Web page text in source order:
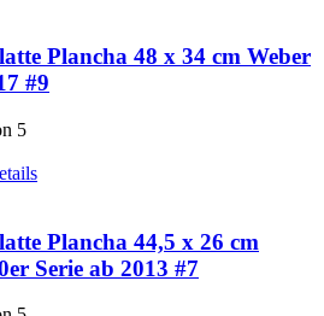
Plancha 48 x 34 cm Weber
#9
5
Plancha 44,5 x 26 cm
Serie ab 2013 #7